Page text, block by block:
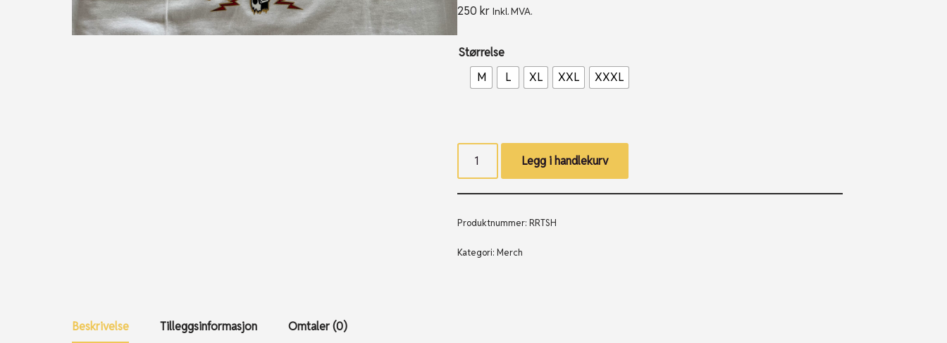
250 kr Inkl. MVA.
Størrelse
M
L XL XXL XXXL
Legg i handlekurv
Produktnummer:RRTSH
Kategori:Merch
Beskrivelse Tilleggsinformasjon Omtaler (0)